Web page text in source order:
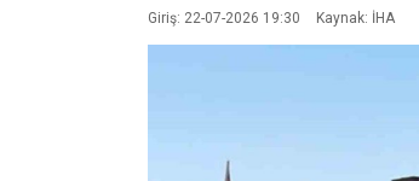
Giriş: 22-07-2026 19:30 Kaynak: İHA